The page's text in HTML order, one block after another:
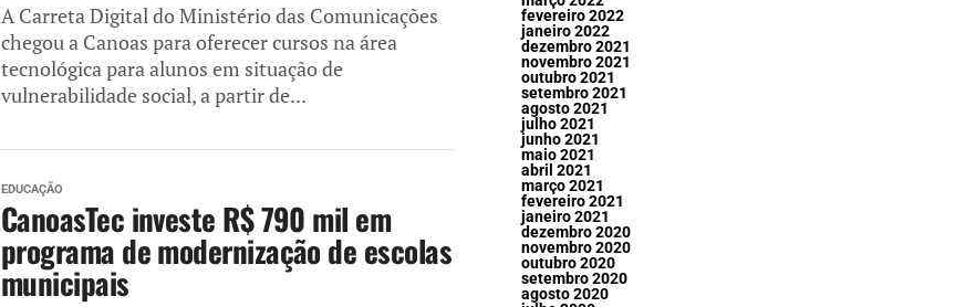
A Carreta Digital do Ministério das Comunicações
chegou a Canoas para oferecer cursos na área
tecnológica para alunos em situação de
vulnerabilidade social, a partir de...
EDUCAÇÃO
CanoasTec investe R$ 790 mil em
programa de modernização de escolas
municipais
fevereiro 2022
janeiro 2022
dezembro 2021
novembro 2021
outubro 2021
setembro 2021
agosto 2021
julho 2021
junho 2021
maio 2021
abril 2021
março 2021
fevereiro 2021
janeiro 2021
dezembro 2020
novembro 2020
outubro 2020
setembro 2020
agosto 2020